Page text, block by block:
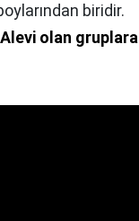
biridir.
Alevi olan gruplara